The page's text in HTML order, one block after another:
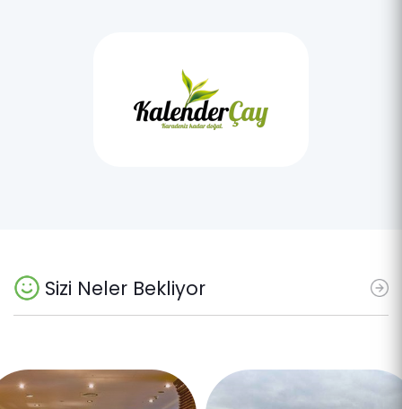
Sizi Neler Bekliyor